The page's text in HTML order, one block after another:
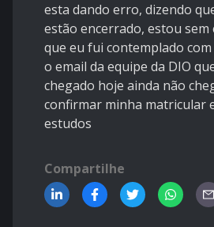
esta dando erro, dizendo
estão encerrado, estou
que eu fui contemplado
o email da equipe da DIO
chegado hoje ainda não
confirmar minha matricular
estudos
Compartilhe